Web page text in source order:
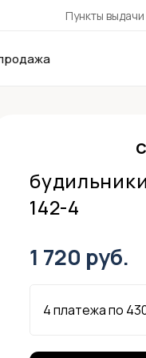
Пункты
142-4
1 720 руб.
4 платежа по